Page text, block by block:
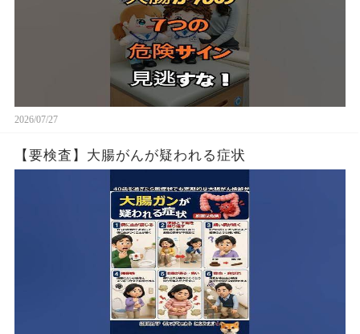
2026/07/27
【要検査】大腸がんが疑われる症状